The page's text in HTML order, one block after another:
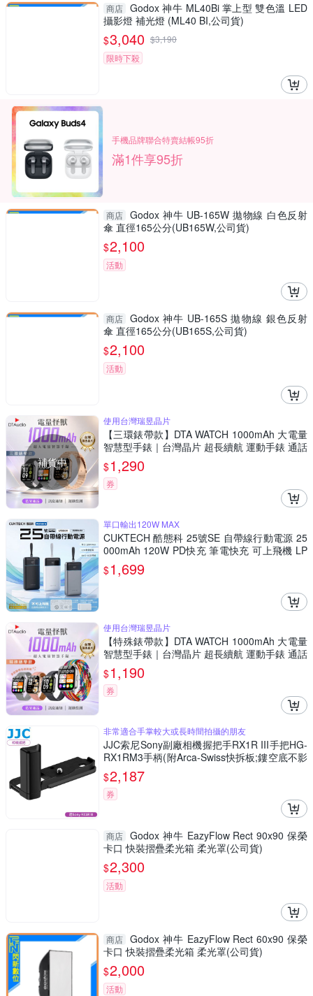
商店 Godox 神牛 ML40Bi 掌上型 雙色溫 LED
攝影燈 補光燈 (ML40 BI,公司貨)
$3,040 $3,190
限時下殺
手機品牌聯合特賣結帳95折
滿1件享95折
商店 Godox 神牛 UB-165W 拋物線 白色反射
傘 直徑165公分(UB165W,公司貨)
$2,100
活動
商店 Godox 神牛 UB-165S 拋物線 銀色反射
傘 直徑165公分(UB165S,公司貨)
$2,100
活動
補貨中
使用台灣瑞昱晶片
【三環錶帶款】DTA WATCH 1000mAh 大電量
智慧型手錶｜台灣晶片 超長續航 運動手錶 通話
手錶 藍牙 健身
$1,290
券
單口輸出120W MAX
CUKTECH 酷態科 25號SE 自帶線行動電源 25
000mAh 120W PD快充 筆電快充 可上飛機 LP
B252N CCC+BSMI認證
$1,699
使用台灣瑞昱晶片
【特殊錶帶款】DTA WATCH 1000mAh 大電量
智慧型手錶｜台灣晶片 超長續航 運動手錶 通話
手錶 藍牙 健身
$1,190
券
非常適合手掌較大或長時間拍攝的朋友
JJC索尼Sony副廠相機握把手RX1R III手把HG-
RX1RM3手柄(附Arca-Swiss快拆板;鏤空底不影
響電池記憶卡更換)Camera Hand Grip
$2,187
券
商店 Godox 神牛 EazyFlow Rect 90x90 保榮
卡口 快裝摺疊柔光箱 柔光罩(公司貨)
$2,300
活動
商店 Godox 神牛 EazyFlow Rect 60x90 保榮
卡口 快裝摺疊柔光箱 柔光罩(公司貨)
$2,000
活動